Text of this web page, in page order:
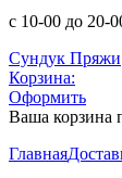
с 10-00
Сундук Пряжи
Корзина:
Оформить
Ваша корзина
Главная